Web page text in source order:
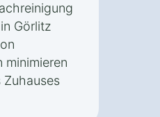
Görlitz
minimieren